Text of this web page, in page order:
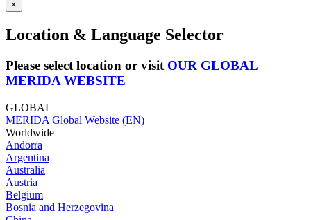
×
Location & Language Selector
Please select location or visit OUR GLOBAL
MERIDA WEBSITE
GLOBAL
MERIDA Global Website (EN)
Worldwide
Andorra
Argentina
Australia
Austria
Belgium
Bosnia and Herzegovina